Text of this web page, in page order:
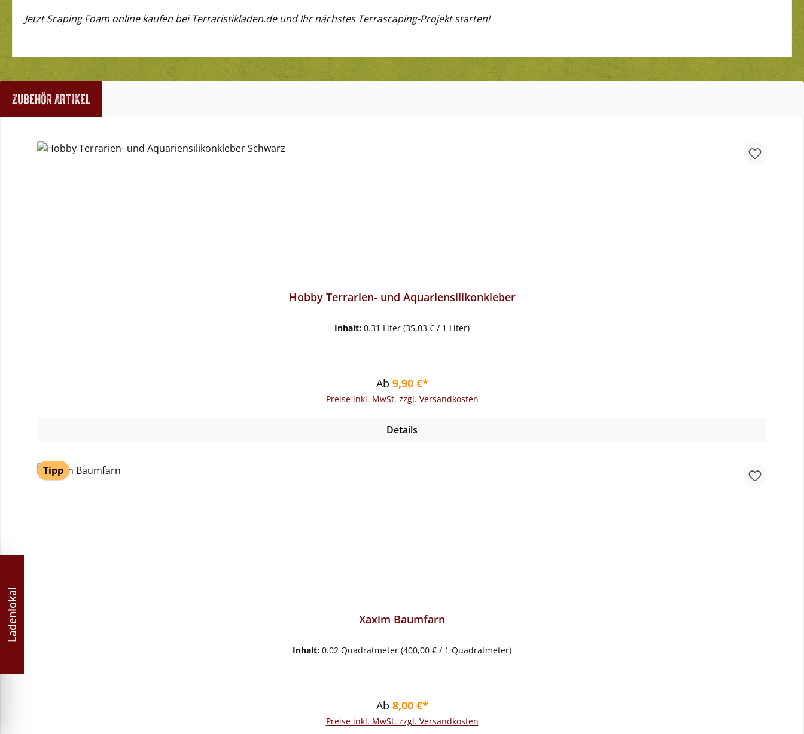
Jetzt Scaping Foam online kaufen bei Terraristikladen.de und Ihr nächstes Terrascaping-Projekt starten!
Zubehör Artikel
Hobby Terrarien- und Aquariensilikonkleber
Inhalt: 0.31 Liter (35,03 € / 1 Liter)
Regulärer Preis:
Ab 9,90 €*
Preise inkl. MwSt. zzgl. Versandkosten
Details
Tipp
Xaxim Baumfarn
Inhalt: 0.02 Quadratmeter (400,00 € / 1 Quadratmeter)
Regulärer Preis:
Ab 8,00 €*
Preise inkl. MwSt. zzgl. Versandkosten
Ladenlokal